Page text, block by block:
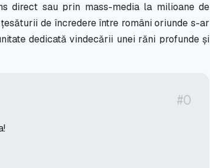
direct sau prin mass-media la milioane de
de încredere între români oriunde s-ar
dedicată vindecării unei răni profunde și
#0